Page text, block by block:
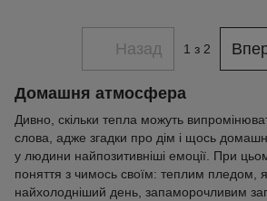
Назад 1 з 2
Домашня атмосфера
Дивно, скільки тепла можуть
слова, адже згадки про дім і щось
у людини найпозитивніші емоції. При
поняття з чимось своїм: теплим пледом,
найхолодніший день, запаморочливим